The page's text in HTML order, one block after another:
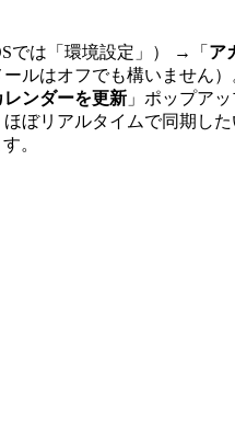
では「環境設定」） →「 ア
ルはオフでも構いません）
レンダーを更新 」ポップア
ぼリアルタイムで同期し
。